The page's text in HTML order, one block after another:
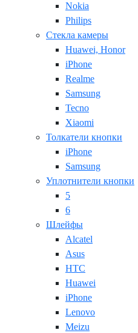
Nokia
Philips
Стекла камеры
Huawei, Honor
iPhone
Realme
Samsung
Tecno
Xiaomi
Толкатели кнопки
iPhone
Samsung
Уплотнители кнопки
5
6
Шлейфы
Alcatel
Asus
HTC
Huawei
iPhone
Lenovo
Meizu